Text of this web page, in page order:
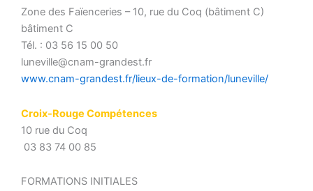
Zone des Faïenceries – 10, rue du Coq (bâtiment C)
bâtiment C
Tél. : 03 56 15 00 50
luneville@cnam-grandest.fr
www.cnam-grandest.fr/lieux-de-formation/luneville/
Croix-Rouge Compétences
10 rue du Coq
03 83 74 00 85
FORMATIONS INITIALES